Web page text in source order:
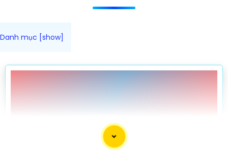
♥️ LẮP CAMERA TRỌN GÓI
NÊN DÙNG 💎
️📜 Những Gói camera khuyên dùng vói tiêu chí giá rẻ sử dụng